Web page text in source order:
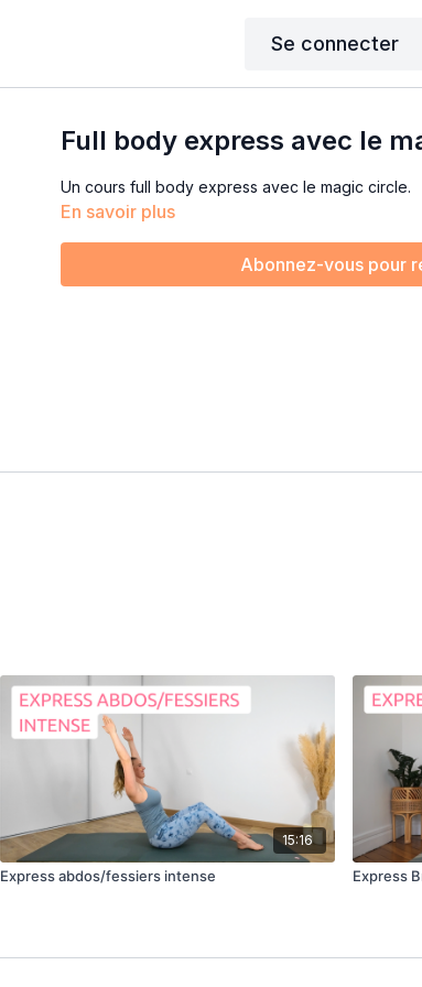
Se connecter
Full body express avec le
Un cours full body express avec le magic circle.
En savoir plus
Abonnez-vous pour
15:16
Express abdos/fessiers intense Express